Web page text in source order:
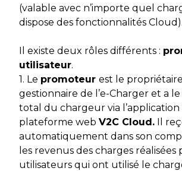
(valable avec n’importe quel
dispose des fonctionnalités Cloud).
Il existe deux rôles différents :
utilisateur.
1. Le promoteur est le
gestionnaire de l’e-Charger et a
total du chargeur via
plateforme web V2C Cloud. Il
automatiquement dans son
les revenus des charges réalisées
utilisateurs qui ont utilisé le